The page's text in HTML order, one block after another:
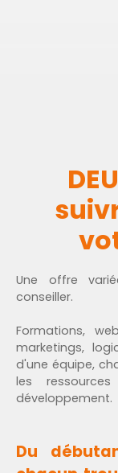
Une offre
conseiller.
Formations,
marketings,
d'une équipe,
les
développement.
Du